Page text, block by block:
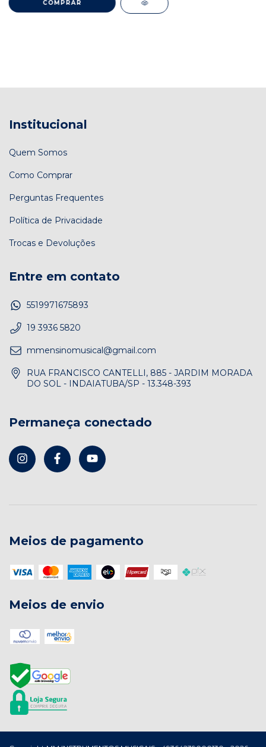
Institucional
Quem Somos
Como Comprar
Perguntas Frequentes
Política de Privacidade
Trocas e Devoluções
Entre em contato
5519971675893
19 3936 5820
mmensinomusical@gmail.com
RUA FRANCISCO CANTELLI, 885 - JARDIM MORADA
DO SOL - INDAIATUBA/SP - 13.348-393
Permaneça conectado
Meios de pagamento
Meios de envio